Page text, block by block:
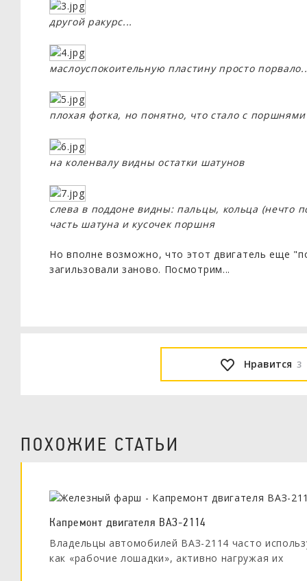
другой ракурс...
маслоуспокоительную пластину просто
плохая фотка, но понятно, что стало с поршнями
на коленвалу видны остатки шатунов
слева в поддоне видны: пальцы, кольца (нечто
часть шатуна и кусочек поршня
Но вполне возможно, что этот двигатель еще
загильзовали заново. Посмотрим...
Нравится 3
ПОХОЖИЕ СТАТЬИ
Капремонт двигателя ВАЗ-2114
Владельцы автомобилей ВАЗ-2114 часто
как «рабочие лошадки», активно нагружая их